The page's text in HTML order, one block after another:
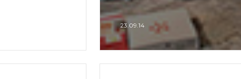
23.09.14